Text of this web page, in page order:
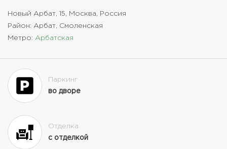
Новый Арбат, 15, Москва, Россия
Район: Арбат, Смоленская
Метро: Арбатская
Паркинг
во дворе
Отделка
с отделкой